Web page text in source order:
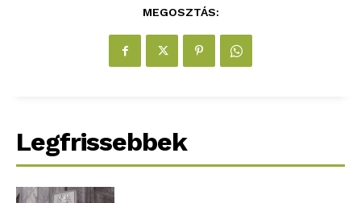
MEGOSZTÁS:
Legfrissebbek